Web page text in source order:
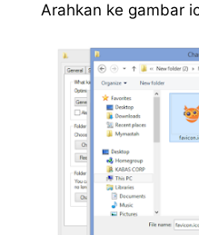
Arahkan ke gambar